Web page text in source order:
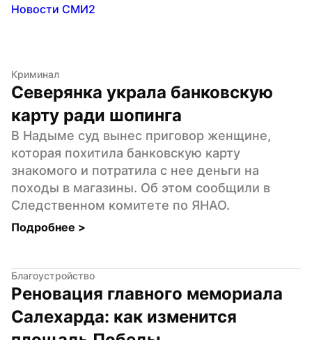
Новости СМИ2
Криминал
Северянка украла банковскую
карту ради шопинга
В Надыме суд вынес приговор женщине,
которая похитила банковскую карту
знакомого и потратила с нее деньги на
походы в магазины. Об этом сообщили в
Следственном комитете по ЯНАО.
Подробнее >
Благоустройство
Реновация главного мемориала
Салехарда: как изменится